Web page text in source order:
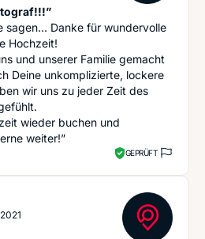
sagen... Danke für wundervolle
Hochzeit!
und unserer Familie gemacht
Deine unkomplizierte, lockere
wir uns zu jeder Zeit des
wieder buchen und
weiter!”
GEPRÜFT